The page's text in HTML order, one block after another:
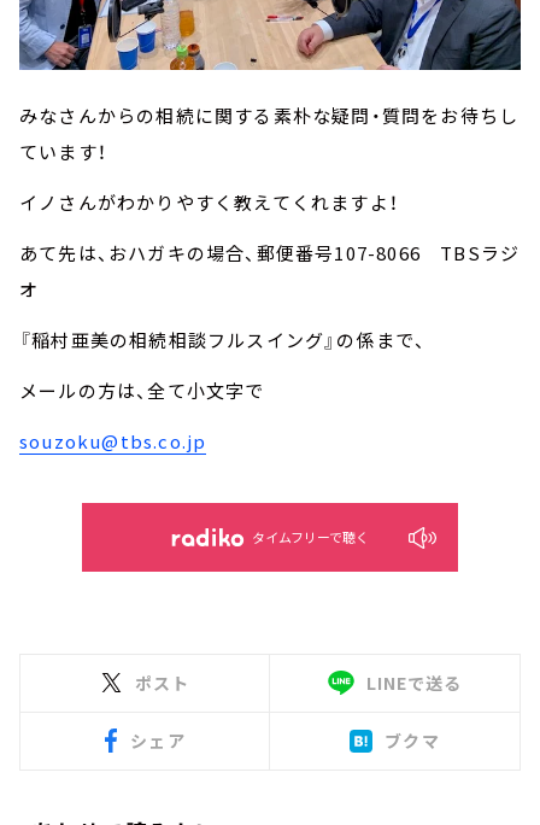
みなさんからの相続に関する素朴な疑問・質問をお待ちし
ています！
イノさんがわかりやすく教えてくれますよ！
あて先は、おハガキの場合、郵便番号107-8066 TBSラジ
オ
『稲村亜美の相続相談フルスイング』の係まで、
メールの方は、全て小文字で
souzoku@tbs.co.jp
タイムフリーで聴く
ポスト LINEで送る
シェア ブクマ